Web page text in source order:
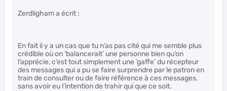
Zerdligham a écrit :
En fait il y a un cas que tu n’as pas cité qui me semble plus
crédible où on ‘balancerait’ une personne bien qu’on
l’apprécie, c’est tout simplement une ‘gaffe’ du récepteur
des messages qui a pu se faire surprendre par le patron en
train de consulter ou de faire référence à ces messages,
sans avoir eu l’intention de trahir qui que ce soit.